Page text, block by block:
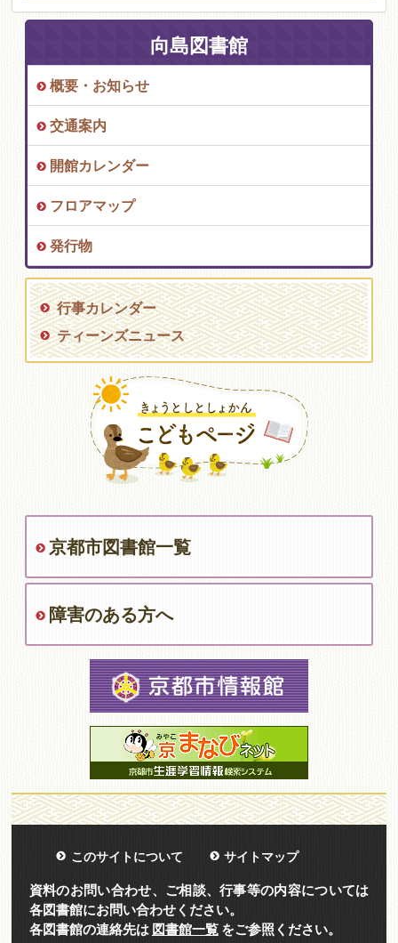
向島図書館
概要・お知らせ
交通案内
開館カレンダー
フロアマップ
発行物
行事カレンダー
ティーンズニュース
京都市図書館一覧
障害のある方へ
このサイトについて サイトマップ
資料のお問い合わせ、ご相談、行事等の内容については
各図書館にお問い合わせください。
各図書館の連絡先は 図書館一覧をご参照ください。